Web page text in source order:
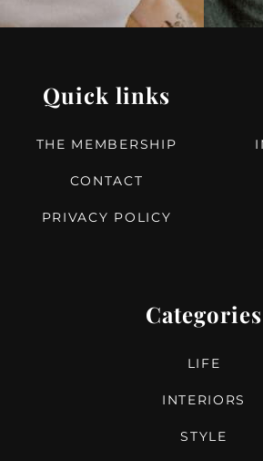
Quick links
THE MEMBERSHIP
CONTACT
PRIVACY POLICY
Categories
LIFE
INTERIORS
STYLE